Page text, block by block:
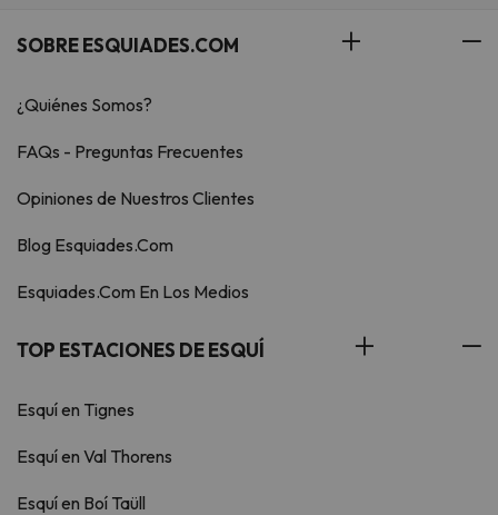
SOBRE ESQUIADES.COM
¿Quiénes Somos?
FAQs - Preguntas Frecuentes
Opiniones de Nuestros Clientes
Blog Esquiades.Com
Esquiades.Com En Los Medios
TOP ESTACIONES DE ESQUÍ
Esquí en Tignes
Esquí en Val Thorens
Esquí en Boí Taüll